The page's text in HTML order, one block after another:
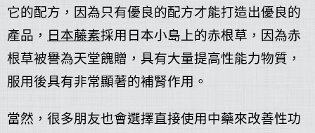
它的配方，因為只有優良的配方才能打造出優良的
產品， 日本藤素採用日本小島上的赤根草，因為赤
根草被譽為天堂餽贈，具有大量提高性能力物質，
服用後具有非常顯著的補腎作用。
當然，很多朋友也會選擇直接使用中藥來改善性功